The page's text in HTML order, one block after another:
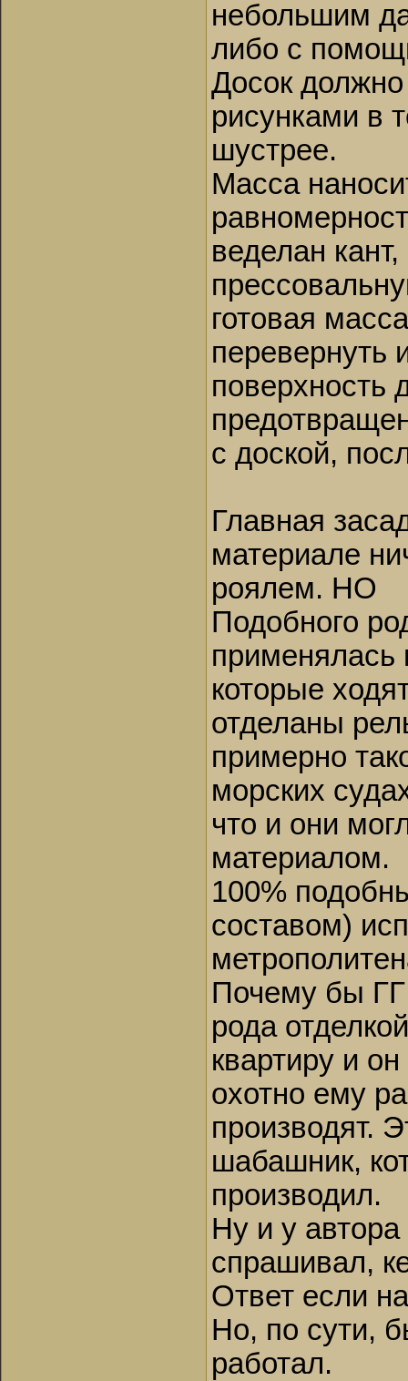
небольшим
либо с
Досок
рисунками в
шустрее.
Масса
веделан
готовая
перевернуть
поверхность
с доской,
Главная
материале
роялем. НО
Подобного
которые
отделаны
примерно
морских
что и они
материалом.
100%
составом)
Почему бы ГГ
рода
квартиру и
охотно ему
производят.
шабашник,
производил.
Ну и у автора
спрашивал,
Ответ если
Но, по сути,
работал.